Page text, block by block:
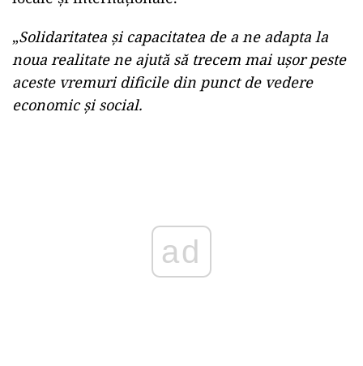
„Solidaritatea şi capacitatea de a ne adapta la
noua realitate ne ajută să trecem mai uşor peste
aceste vremuri dificile din punct de vedere
economic şi social.
ad